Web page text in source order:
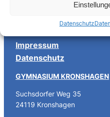
Datenschutz
Impressum
Datenschutz
GYMNASIUM KRONSHAGEN
Suchsdorfer Weg 35
24119 Kronshagen